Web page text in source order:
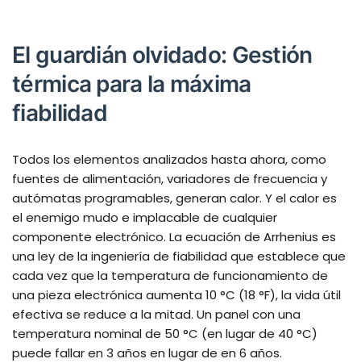
El guardián olvidado: Gestión
térmica para la máxima
fiabilidad
Todos los elementos analizados hasta ahora, como
fuentes de alimentación, variadores de frecuencia y
autómatas programables, generan calor. Y el calor es
el enemigo mudo e implacable de cualquier
componente electrónico. La ecuación de Arrhenius es
una ley de la ingeniería de fiabilidad que establece que
cada vez que la temperatura de funcionamiento de
una pieza electrónica aumenta 10 °C (18 °F), la vida útil
efectiva se reduce a la mitad. Un panel con una
temperatura nominal de 50 °C (en lugar de 40 °C)
puede fallar en 3 años en lugar de en 6 años.